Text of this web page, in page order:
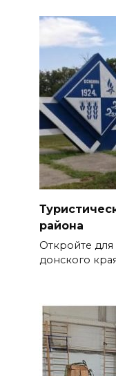
района
Откройте
донского